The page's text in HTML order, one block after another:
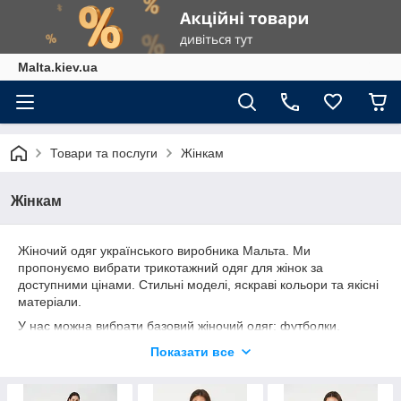
Malta.kiev.ua
Товари та послуги Жінкам
Жінкам
Жіночий одяг українського виробника Мальта. Ми
пропонуємо вибрати трикотажний одяг для жінок за
доступними цінами. Стильні моделі, яскраві кольори та якісні
матеріали.
У нас можна вибрати базовий жіночий одяг: футболки,
пропонуємо домашній одяг і нічні сорочки з піжамами.
та повітряні сукні для літніх образів. Демісезонний одяг з
Показати все